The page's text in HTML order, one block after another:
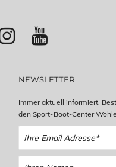
NEWSLETTER
Immer aktuell informiert.
den Sport-Boot-Center